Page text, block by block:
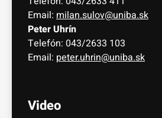
Email: milan.sulov@uniba.sk
Peter Uhrín
Telefón: 043/2633 103
Email: peter.uhrin@uniba.sk
Video